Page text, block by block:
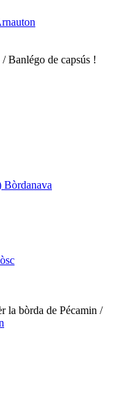
Banlégo de capsús !
Bòrdanava
la bòrda de Pécamin /